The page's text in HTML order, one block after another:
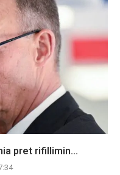
pret rifillimin...